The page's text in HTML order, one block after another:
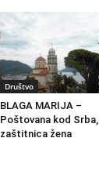
Društvo
BLAGA MARIJA –
Poštovana kod Srba,
zaštitnica žena